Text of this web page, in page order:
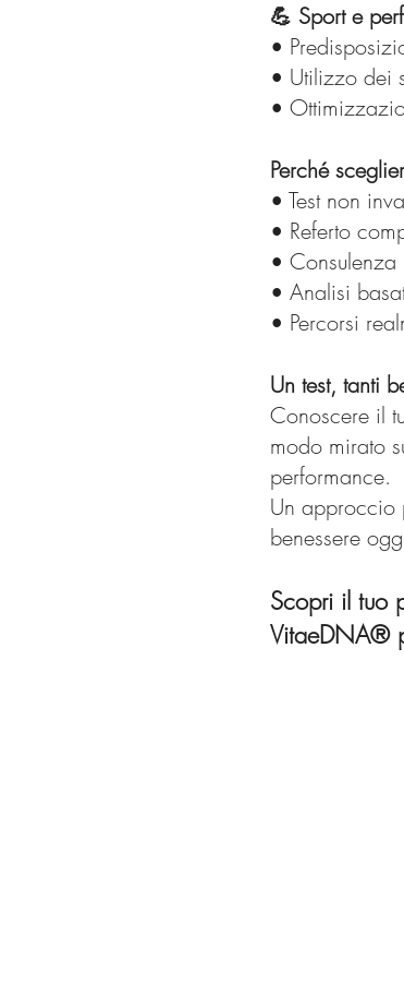
💪 Sport e
•
• Utilizzo dei
•
Perché
• Test non
• Referto
•
• Analisi
• Percorsi
Un test, tanti
Conoscere il
modo mirato
performance.
Un approccio
benessere
Scopri il tuo
VitaeDNA®